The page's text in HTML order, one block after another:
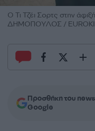
Ο Τι Τζέι Σορτς στην
ΔΗΜΟΠΟΥΛΟΣ /
Προσθήκη του
Google